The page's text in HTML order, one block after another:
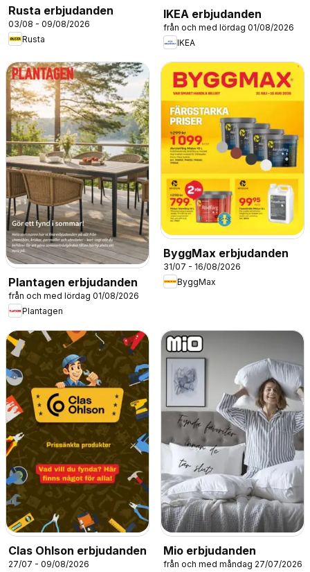
Rusta erbjudanden
03/08 - 09/08/2026
Rusta
IKEA erbjudanden
från och med lördag 01/08/2026
IKEA
Plantagen erbjudanden
från och med lördag 01/08/2026
Plantagen
ByggMax erbjudanden
31/07 - 16/08/2026
ByggMax
Clas Ohlson erbjudanden
27/07 - 09/08/2026
Mio erbjudanden
från och med måndag 27/07/2026